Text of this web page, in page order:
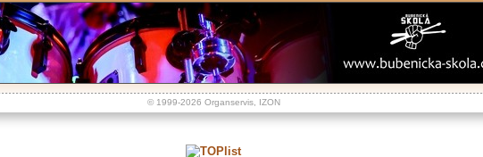
© 1999-2026 Organservis, IZON